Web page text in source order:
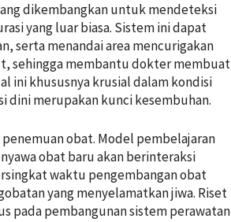
dikembangkan untuk mendeteksi
yang luar biasa. Sistem ini dapat
serta menandai area mencurigakan
sehingga membantu dokter membuat
ini khususnya krusial dalam kondisi
dini merupakan kunci kesembuhan.
obat. Model pembelajaran
obat baru akan berinteraksi
waktu pengembangan obat
yang menyelamatkan jiwa. Riset
pada pembangunan sistem perawatan